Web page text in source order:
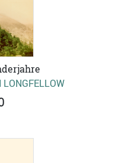
LONGFELLOW